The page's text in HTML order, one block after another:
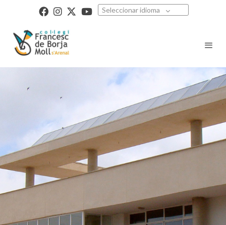
Seleccionar idioma